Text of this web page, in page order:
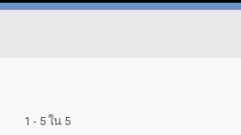
1 - 5 ใน 5